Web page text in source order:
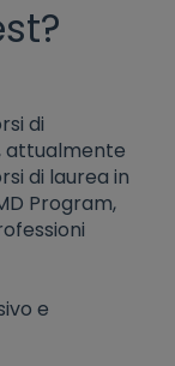
di
attualmente
di laurea in
Program,
e